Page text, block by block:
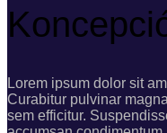
Lorem ipsum dolor sit
Curabitur pulvinar
sem efficitur.